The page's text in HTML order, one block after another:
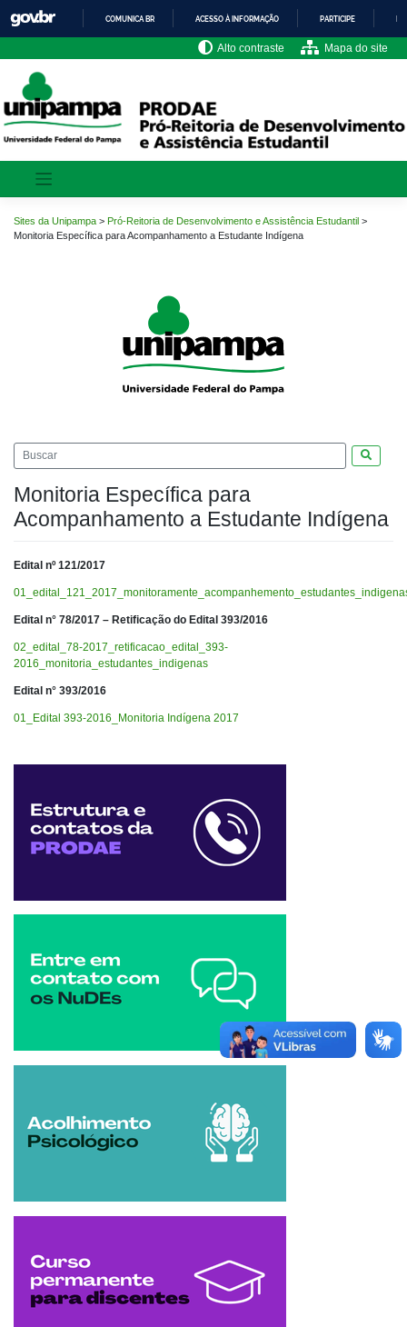
para
o
conteúdo
IR
PARA
COMUNICA BR ACESSO À INFORMAÇÃO PARTICIPE
Alto contraste Mapa do site
Sites da Unipampa > Pró-Reitoria de Desenvolvimento e Assistência Estudantil >
Monitoria Específica para Acompanhamento a Estudante Indígena
Monitoria Específica para
Acompanhamento a Estudante Indígena
Edital nº 121/2017
Edital n° 78/2017 – Retificação do Edital 393/2016
02_edital_78-2017_retificacao_edital_393-
2016_monitoria_estudantes_indigenas
Edital n° 393/2016
01_Edital 393-2016_Monitoria Indígena 2017